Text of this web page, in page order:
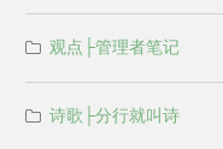
观点├管理者笔记
诗歌├分行就叫诗